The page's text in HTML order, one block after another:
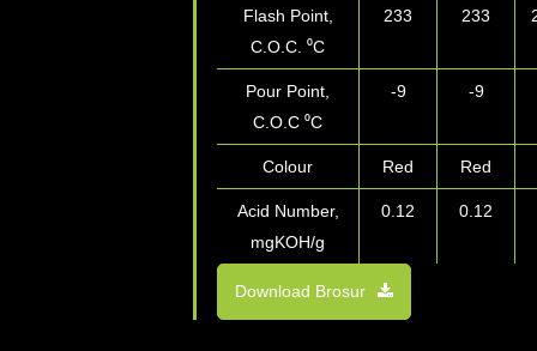
Flash Point,
C.O.C. ⁰C
233 233
Pour Point,
C.O.C ⁰C
-9 -9
Colour Red Red
Acid Number,
mgKOH/g
0.12 0.12
Download Brosur